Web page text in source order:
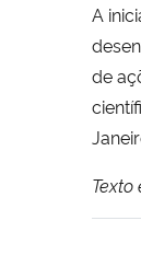
A
de
Texto